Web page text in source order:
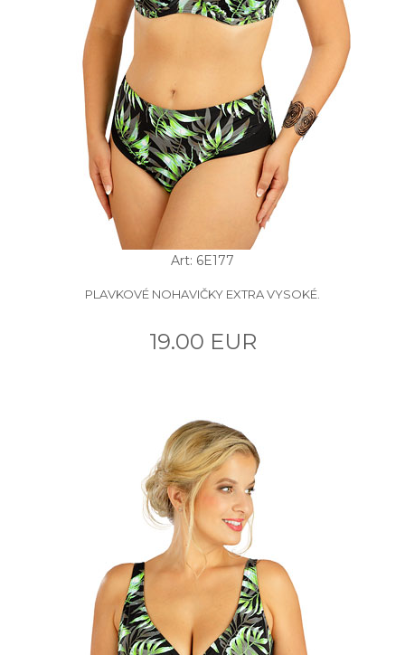
Art: 6E177
PLAVKOVÉ NOHAVIČKY EXTRA VYSOKÉ.
19.00 EUR